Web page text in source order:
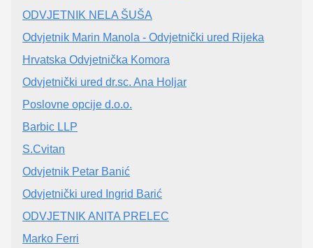
ODVJETNIK NELA ŠUŠA
Odvjetnik Marin Manola - Odvjetnički ured Rijeka
Hrvatska Odvjetnička Komora
Odvjetnički ured dr.sc. Ana Holjar
Poslovne opcije d.o.o.
Barbic LLP
S.Cvitan
Odvjetnik Petar Banić
Odvjetnički ured Ingrid Barić
ODVJETNIK ANITA PRELEC
Marko Ferri